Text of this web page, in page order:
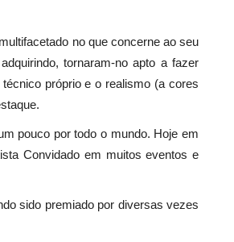
no que concerne ao seu
tornaram-no apto a fazer
próprio e o realismo (a cores
pouco por todo o mundo. Hoje em
Convidado em muitos eventos e
sido premiado por diversas vezes